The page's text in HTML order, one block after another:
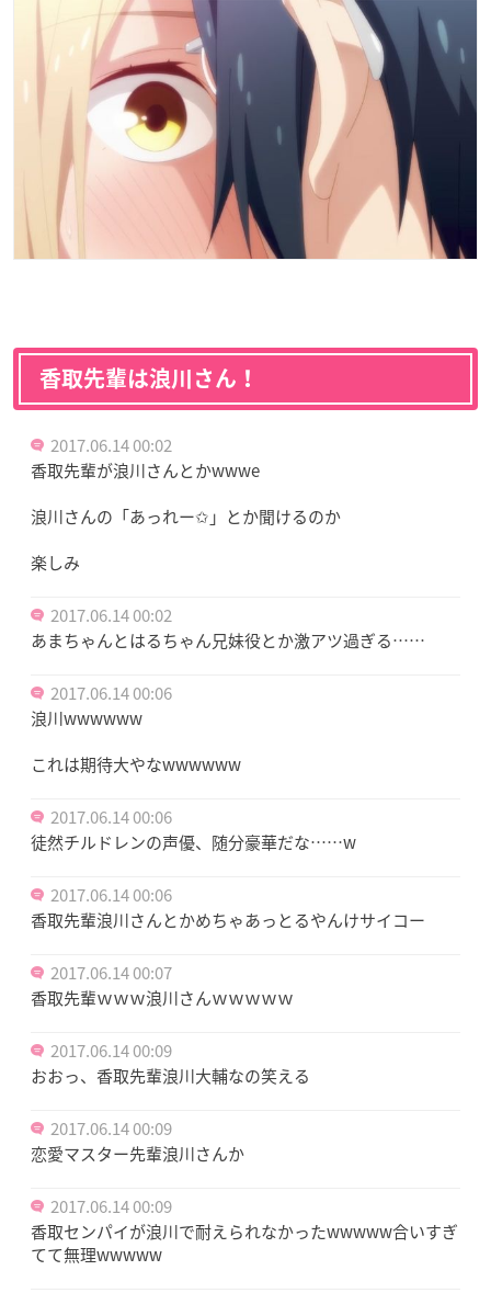
香取先輩は浪川さん！
2017.06.14 00:02
香取先輩が浪川さんとかwwwe
浪川さんの「あっれー✩」とか聞けるのか
楽しみ
2017.06.14 00:02
あまちゃんとはるちゃん兄妹役とか激アツ過ぎる……
2017.06.14 00:06
浪川wwwwww
これは期待大やなwwwwww
2017.06.14 00:06
徒然チルドレンの声優、随分豪華だな……w
2017.06.14 00:06
香取先輩浪川さんとかめちゃあっとるやんけサイコー
2017.06.14 00:07
香取先輩ｗｗｗ浪川さんｗｗｗｗｗ
2017.06.14 00:09
おおっ、香取先輩浪川大輔なの笑える
2017.06.14 00:09
恋愛マスター先輩浪川さんか
2017.06.14 00:09
香取センパイが浪川で耐えられなかったwwwww合いすぎ
てて無理wwwww